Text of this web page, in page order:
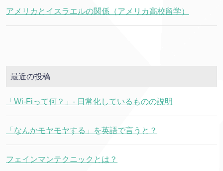
アメリカとイスラエルの関係（アメリカ高校留学）
最近の投稿
「Wi-Fiって何？」- 日常化しているものの説明
「なんかモヤモヤする」を英語で言うと？
フェインマンテクニックとは？